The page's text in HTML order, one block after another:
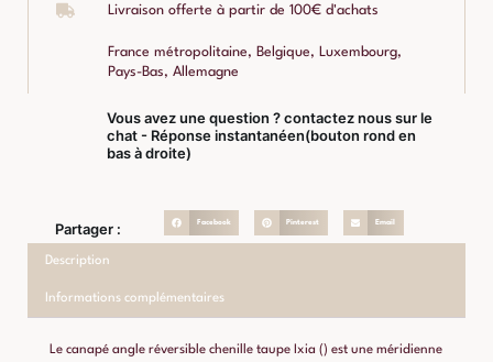
Livraison offerte à partir de 100€ d'achats
France métropolitaine, Belgique, Luxembourg,
Pays-Bas, Allemagne
Vous avez une question ? contactez nous sur le
chat - Réponse instantanéen(bouton rond en
bas à droite)
Partager : Facebook Pinterest Email
Description
Informations complémentaires
Le canapé angle réversible chenille taupe Ixia () est une méridienne